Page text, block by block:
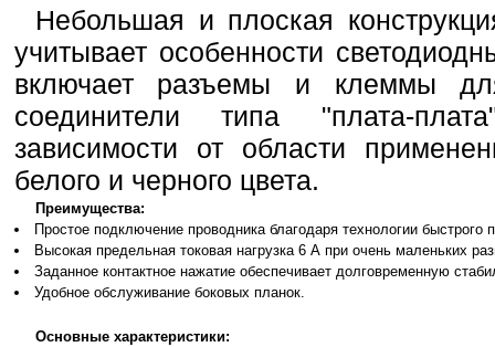
Небольшая и плоская
учитывает особенности
включает разъемы и клеммы
соединители типа "плата-
зависимости от области
белого и черного цвета.
Преимущества:
Простое подключение проводника благодаря технологии быстрого
Высокая предельная токовая нагрузка 6 А при очень маленьких
Заданное контактное нажатие обеспечивает долговременную
Удобное обслуживание боковых планок.
Основные характеристики: